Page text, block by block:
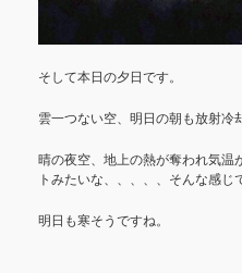
そして本日の夕日です。
雲一つない空、明日の朝も放射冷
晴の夜空、地上の熱が奪われ気温
トみたいな、、、、、そんな感じ
明日も寒そうですね。